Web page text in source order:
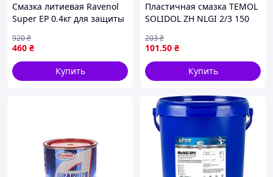
Смазка литиевая Ravenol
Super EP 0.4кг для защиты
коррозии
460 ₴
920₴
Купить
Пластичная смазка TEMOL
SOLIDOL ZH NLGI 2/3 150
механизмов и узлов
101.50 ₴
203₴
Купить